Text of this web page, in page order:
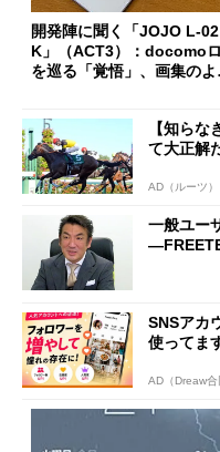
開発陣に聞く「JOJO L-02
K」（ACT3）：docomo
を巡る「覚悟」、画集のよ
【知ら
て大正解
AD（ルーツ）
一般ユー
SNSアカ
使ってま
AD（Dreaw合